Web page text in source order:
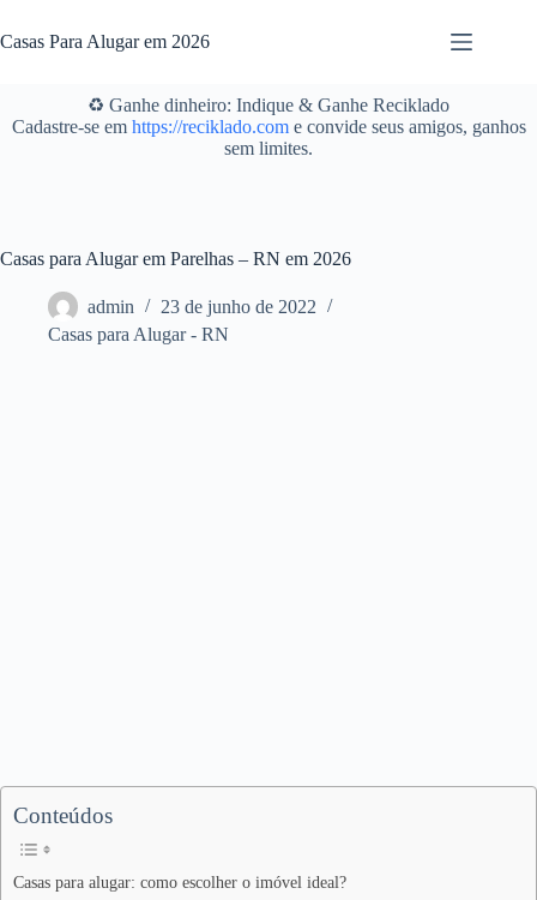
para
o
Casas Para Alugar em 2026
♻️ Ganhe dinheiro: Indique & Ganhe Reciklado
Cadastre-se em https://reciklado.come convide seus amigos, ganhos
sem limites.
Casas para Alugar em Parelhas – RN em 2026
admin
23 de junho de 2022
Casas para Alugar - RN
Conteúdos
Casas para alugar: como escolher o imóvel ideal?